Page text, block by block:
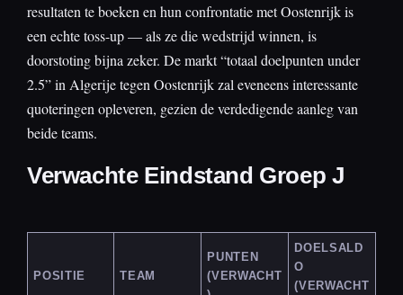
resultaten te boeken en hun confrontatie met Oostenrijk is
een echte toss-up — als ze die wedstrijd winnen, is
doorstoting bijna zeker. De markt “totaal doelpunten under
2.5” in Algerije tegen Oostenrijk zal eveneens interessante
quoteringen opleveren, gezien de verdedigende aanleg van
beide teams.
Verwachte Eindstand Groep J
POSITIE TEAM
PUNTEN
(VERWACHT
DOELSALD
O
(VERWACHT